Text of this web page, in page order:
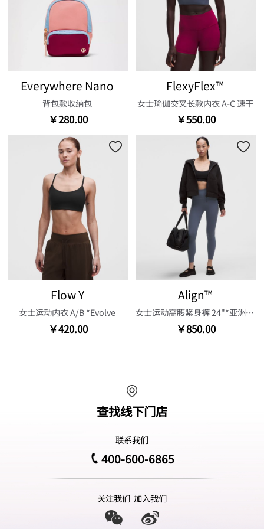
Everywhere Nano
背包款收纳包
￥280.00
FlexyFlex™
女士瑜伽交叉长款内衣 A-C 速干
￥550.00
Flow Y
女士运动内衣 A/B *Evolve
￥420.00
Align™
女士运动高腰紧身裤 24"*亚洲版型
￥850.00
查找线下门店
联系我们
400-600-6865
关注我们 加入我们